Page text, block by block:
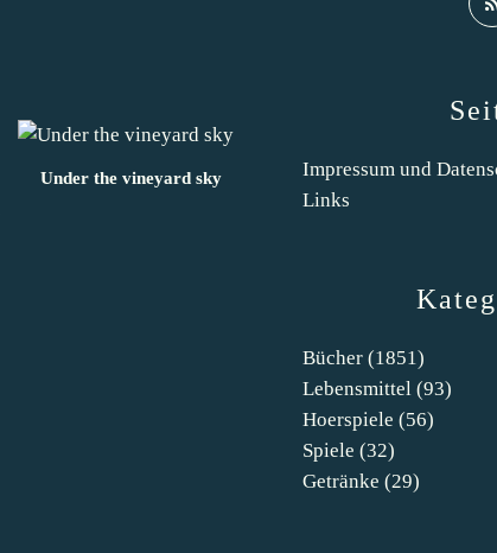
Under the vineyard sky
Bücher (1851)
Lebensmittel (93)
Hoerspiele (56)
Spiele (32)
Getränke (29)
Impressum und
Links